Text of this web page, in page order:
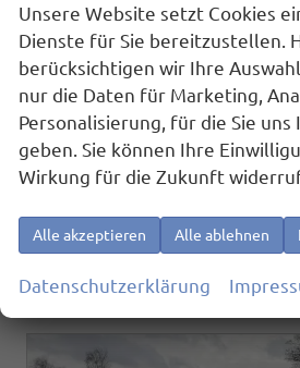
sofort lieferbar Neuwagen
Fahrzeugnr.26459 Getriebe
KraftstoffBenzin Außenfarbe
Leistung110 kW (150 PS) Kilometerstand10
33.890,– €
Verbrauch kombiniert:6,00 l/
CO -Klasse:
Unsere Website setzt Cookies
Dienste für Sie bereitzustellen.
berücksichtigen wir Ihre
nur die Daten für Marketing,
Personalisierung, für die Sie uns
geben. Sie können Ihre
Wirkung für die Zukunft
Alle akzeptieren Alle ablehnen
Datenschutzerklärung